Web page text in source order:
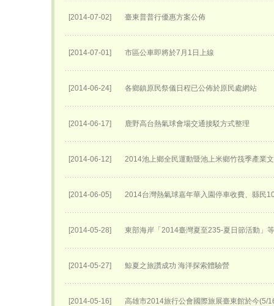
[2014-07-02] 臺東普普行優惠方案公佈
[2014-07-01] 市區公車即將於7月1日上線
[2014-06-24] 各鄉鎮原民祭儀日程已公佈於原民處網站
[2014-06-17] 鹿野高台熱氣球會場交通接駁方式整理
[2014-06-12] 2014池上鄉全民運動暨池上米鄉竹筏季產業
[2014-06-05] 2014台灣熱氣球嘉年華入園停車收費、縣民
[2014-05-28] 東部海岸「2014臺灣夏至235-夏日節活動」
[2014-05-27] 鯨夏之旅讚成功 海洋探索體驗營
[2014-05-16] 高雄市2014旅行公會國際旅展臺東館於今(5/